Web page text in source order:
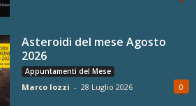
Asteroidi del mese Agosto
2026
Appuntamenti del Mese
Marco Iozzi - 28 Luglio 2026 0